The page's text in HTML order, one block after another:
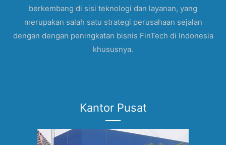
berkembang di sisi teknologi dan layanan, yang
merupakan salah satu strategi perusahaan sejalan
dengan dengan peningkatan bisnis FinTech di Indonesia
khususnya.
Kantor Pusat